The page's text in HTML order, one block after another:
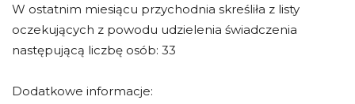
W ostatnim miesiącu przychodnia skreśliła z listy
oczekujących z powodu udzielenia świadczenia
następującą liczbę osób: 33
Dodatkowe informacje: